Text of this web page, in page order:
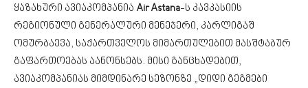
ყაზახური ავიაკომპანია Air Astana-ს კავკასიის
რეგიონული გენერალური მენეჯერი, კარლიგაშ
ომურბაევა, საქართველოს მიმართულებით მასშტაბურ
გაფართოებას აანონსებს. მისი განცხადებით,
ავიაკომპანიას მიმდინარე სეზონზე „დიდი გეგმები